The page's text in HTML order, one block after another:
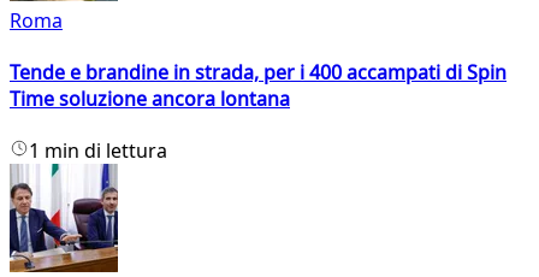
Roma
Tende e brandine in strada, per i 400 accampati di Spin
Time soluzione ancora lontana
1 min di lettura